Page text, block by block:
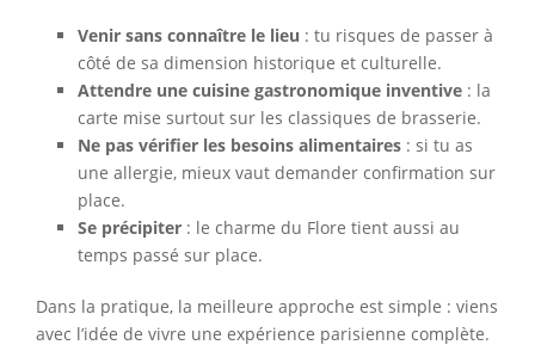
Venir sans connaître le lieu : tu risques de passer à
côté de sa dimension historique et culturelle.
Attendre une cuisine gastronomique inventive : la
carte mise surtout sur les classiques de brasserie.
Ne pas vérifier les besoins alimentaires : si tu as
une allergie, mieux vaut demander confirmation sur
place.
Se précipiter : le charme du Flore tient aussi au
temps passé sur place.
Dans la pratique, la meilleure approche est simple : viens
avec l’idée de vivre une expérience parisienne complète.